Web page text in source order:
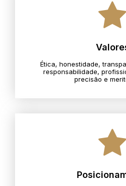
Ética, honestidade,
responsabilidade,
precisão e